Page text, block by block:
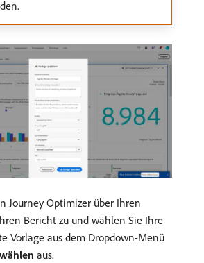
Journey Optimizer über Ihren
Bericht zu und wählen Sie Ihre
Vorlage aus dem Dropdown-Menü
aus.